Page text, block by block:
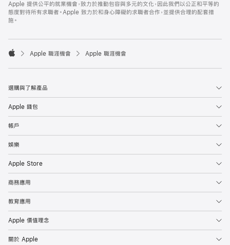
Footer
Apple 提供公平的就業機會，致力於推動包容與多元的文化，因此我們以公正和平等的
態度對待所有求職者。Apple 致力於和身心障礙的求職者合作，並提供合理的配套措
施。

Apple 職涯機會 Apple 職涯機會
選購與了解產品
Apple 錢包
帳戶
娛樂
Apple Store
商務應用
教育應用
Apple 價值理念
關於 Apple